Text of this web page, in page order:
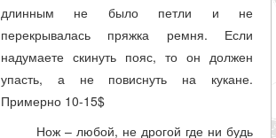
длинным не было петли и не
перекрывалась пряжка ремня. Если
надумаете скинуть пояс, то он должен
упасть, а не повиснуть на кукане.
Примерно 10-15$
Нож – любой, не дрогой где ни будь